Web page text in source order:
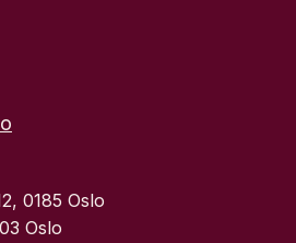
0185 Oslo
Oslo